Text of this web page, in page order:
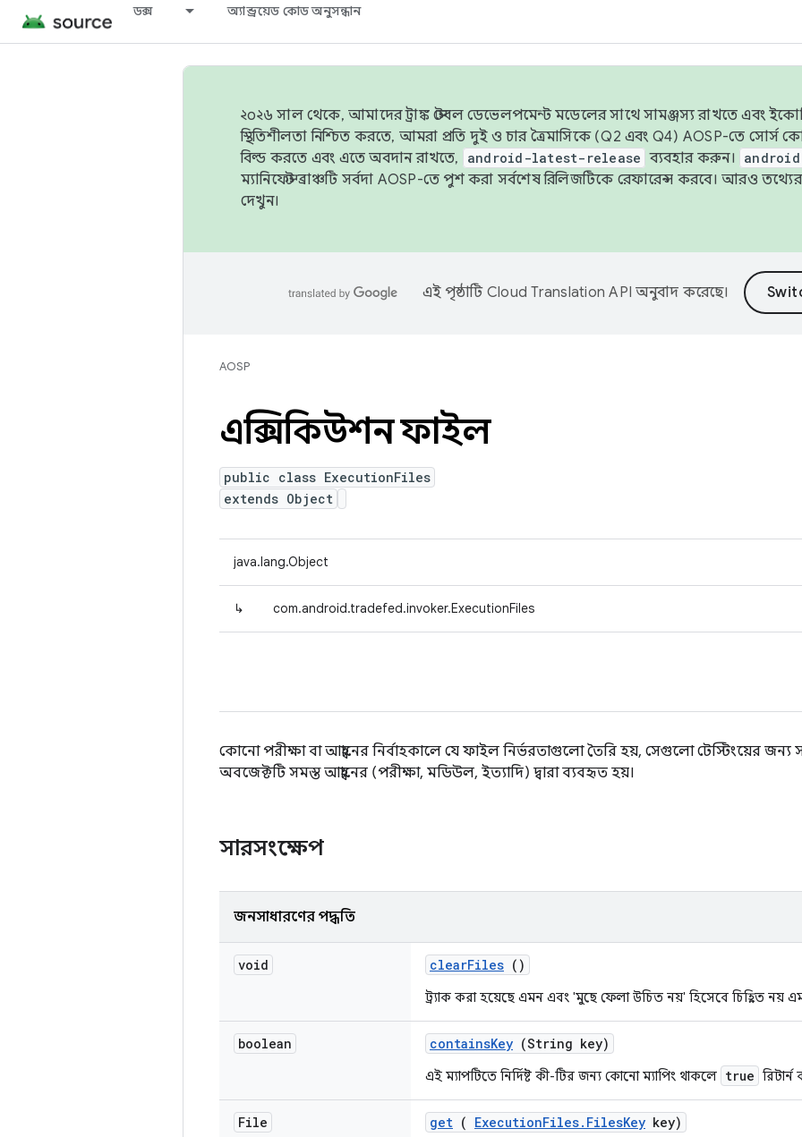
ডক্স অ্যান্ড্রয়েড কোড অনুসন্ধান
২০২৬ সাল থেকে, আমাদের ট্রাঙ্ক স্টেবল ডেভেলপমেন্ট মডেলের সাথে সামঞ্জস্য রাখতে এবং
স্থিতিশীলতা নিশ্চিত করতে, আমরা প্রতি দুই ও চার ত্রৈমাসিকে (Q2 এবং Q4) AOSP-তে সোর্স
বিল্ড করতে এবং এতে অবদান রাখতে,
android-latest-release ব্যবহার করুন।
ম্যানিফেস্ট ব্রাঞ্চটি সর্বদা AOSP-তে পুশ করা সর্বশেষ রিলিজটিকে রেফারেন্স করবে। আরও
দেখুন।
এই পৃষ্ঠাটি Cloud Translation API অনুবাদ করেছে।
AOSP
এক্সিকিউশন ফাইল
public class ExecutionFiles
extends Object
java.lang.Object
↳ com.android.tradefed.invoker.ExecutionFiles
কোনো পরীক্ষা বা আহ্বানের নির্বাহকালে যে ফাইল নির্ভরতাগুলো তৈরি হয়, সেগুলো টেস্টিংয়ের
অবজেক্টটি সমস্ত আহ্বানের (পরীক্ষা, মডিউল, ইত্যাদি) দ্বারা ব্যবহৃত হয়।
সারসংক্ষেপ
জনসাধারণের পদ্ধতি
void clearFiles ()
ট্র্যাক করা হয়েছে এমন এবং 'মুছে ফেলা উচিত নয়' হিসেবে চিহ্নিত নয়
boolean containsKey (String key)
এই ম্যাপটিতে নির্দিষ্ট কী-টির জন্য কোনো ম্যাপিং থাকলে true রিটার্ন
File get ( ExecutionFiles. FilesKey key)